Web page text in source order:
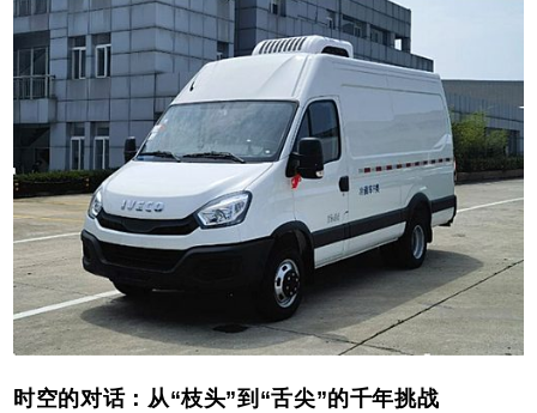
时空的对话：从“枝头”到“舌尖”的千年挑战